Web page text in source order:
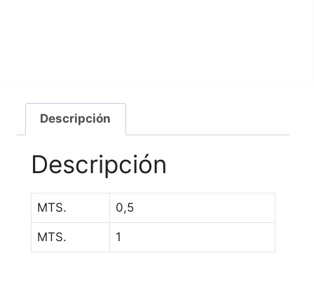
Descripción
Descripción
MTS. 0,5
MTS. 1